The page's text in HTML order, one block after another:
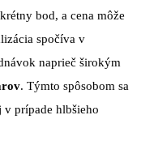
bod, a cena môže
spočíva v
naprieč širokým
. Týmto spôsobom sa
v prípade hlbšieho